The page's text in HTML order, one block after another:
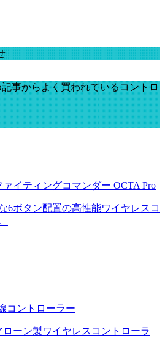
記事からよく買われているコントロ
イティングコマンダー OCTA Pro
6ボタン配置の高性能ワイヤレスコ
コントローラー
ーン製ワイヤレスコントローラ